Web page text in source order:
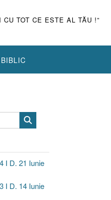
TOT CE ESTE AL TĂU !”
I D. 21 Iunie
I D. 14 Iunie